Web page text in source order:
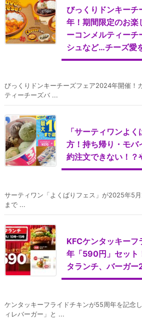
びっくりドンキー
年！期間限定のお楽
ーコンメルティーチ
シュなど…チーズ愛
びっくりドンキーチーズフェア2024年開催！
ティーチーズバ ...
「サーティワンよ
方！持ち帰り・モバ
約注文できない！？
サーティワン「よくばりフェス」が2025年5
まで ...
KFCケンタッキーフ
年「590円」セット
タランチ、バーガ
ケンタッキーフライドチキンが55周年を記念
ィレバーガー」と ...